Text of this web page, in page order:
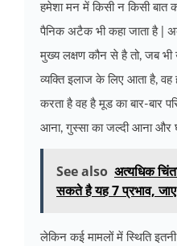
हमेशा मन में किसी न किसी बात
पैनिक अटैक भी कहा जाता है |
मुख्य लक्षण कौन से है तो, जब भी
व्यक्ति इलाज के लिए आता है, वह
करता है वह है मूड का बार-बार
आना, गुस्सा का जल्दी आना और
See also अत्यधिक
सकते है यह 7 प्रभाव,
लेकिन कई मामलों में स्थिति